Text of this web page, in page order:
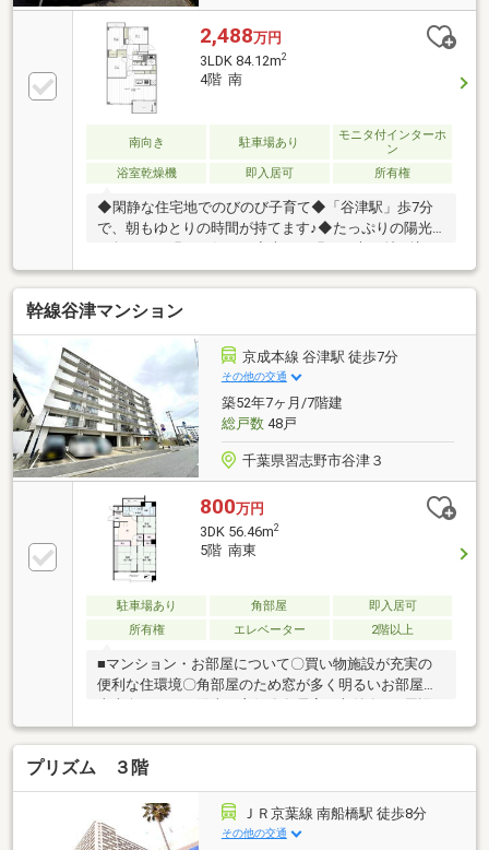
2,488万円
3LDK 84.12m2
4階 南
南向き 駐車場あり
モニタ付インターホ
ン
浴室乾燥機
即入居可 所有権
◆閑静な住宅地でのびのび子育て◆「谷津駅」歩7分
で、朝もゆとりの時間が持てます♪◆たっぷりの陽光
陽だまり空間◆ご家族みんながゆったりくつろげる
広々リビング◆ご家族の思い出も大切にしまっておけ
るたっぷり収納◆季節物の衣類もスッキリ収納できる
ウォークインクロゼット◆料理をしながらでもご家族
との会話を楽しめる対面キッチン◆ゆとりの洗面スペ
ースで朝の身支度もスムーズに◆雨の日のお洗濯にも
大活躍な浴室乾燥機付◆ＴＶモニタ付インタホンでセ
キュリティ面にも配慮◆スーパーは便利な徒歩10分の
近さ◆今すぐ新生活をスタートできます！
幹線谷津マンション
京成本線 谷津駅 徒歩7分
その他の交通
築52年7ヶ月/7階建
総戸数48戸
千葉県習志野市谷津３
800万円
3DK 56.46m2
5階 南東
駐車場あり 角部屋
即入居可
所有権
エレベーター 2階以上
■マンション・お部屋について〇買い物施設が充実の
便利な住環境〇角部屋のため窓が多く明るいお部屋〇
環境〇ビビット南船橋まで約1080ｍ（徒歩14分）〇ら
らぽーとTOKYO-BAYまで約1280ｍ（徒歩16分）〇谷津
保健病院まで約470ｍ（徒歩6分）〇谷津公園まで約
420ｍ（徒歩6分）〇習志野市立谷津南小学校まで約
850ｍ（徒歩11分）※駐車場・バイク置場・駐輪場の空
き状況は担当までお問い合わせ下さい。
プリズム ３階
ＪＲ京葉線 南船橋駅 徒歩8分
その他の交通